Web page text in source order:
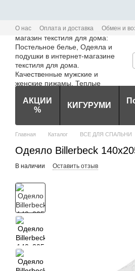
О нас Оплата и доставка Обмен и
Политика конфиденциальности
АКЦИИ
%
КИГУРУМИ
Главная Каталог ВСЕ ДЛЯ СПАЛЬНИ
Одеяло Billerbeck
В наличии Оставить отзыв